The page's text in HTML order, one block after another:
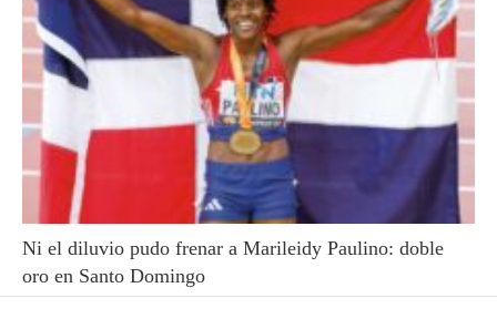
Ni el diluvio pudo frenar a Marileidy Paulino: doble
oro en Santo Domingo